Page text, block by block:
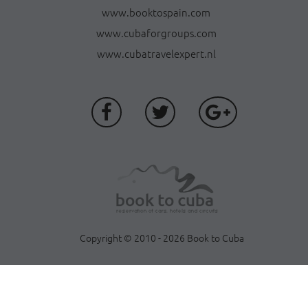
www.booktospain.com
www.cubaforgroups.com
www.cubatravelexpert.nl
Copyright © 2010 - 2026 Book to Cuba